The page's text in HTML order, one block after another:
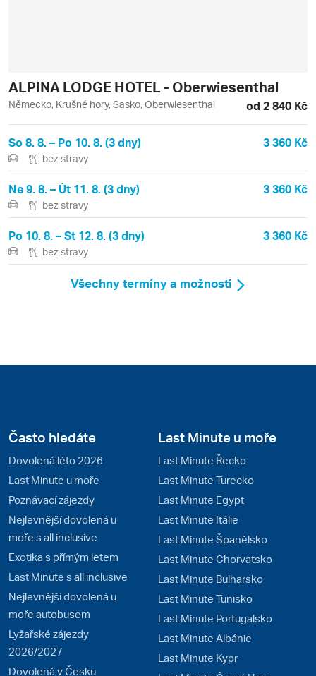
ALPINA LODGE HOTEL - Oberwiesenthal
Německo, Krušné hory, Sasko, Oberwiesenthal od 2 840 Kč
So 8. 8. – Po 10. 8. (3 dny) 3 360 Kč
bez stravy
Ne 9. 8. – Út 11. 8. (3 dny) 3 360 Kč
bez stravy
Po 10. 8. – St 12. 8. (3 dny) 3 360 Kč
bez stravy
Všechny termíny a možnosti
Často hledáte
Dovolená léto 2026
Last Minute u moře
Poznávací zájezdy
Nejlevnější dovolená u
moře s all inclusive
Exotika s přímým letem
Last Minute s all inclusive
Nejlevnější dovolená u
moře autobusem
Lyžařské zájezdy
2026/2027
Dovolená v Česku
Last Minute u moře
Last Minute Řecko
Last Minute Turecko
Last Minute Egypt
Last Minute Itálie
Last Minute Španělsko
Last Minute Chorvatsko
Last Minute Bulharsko
Last Minute Tunisko
Last Minute Portugalsko
Last Minute Albánie
Last Minute Kypr